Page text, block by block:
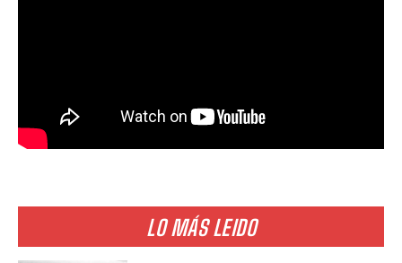
LO MÁS LEIDO